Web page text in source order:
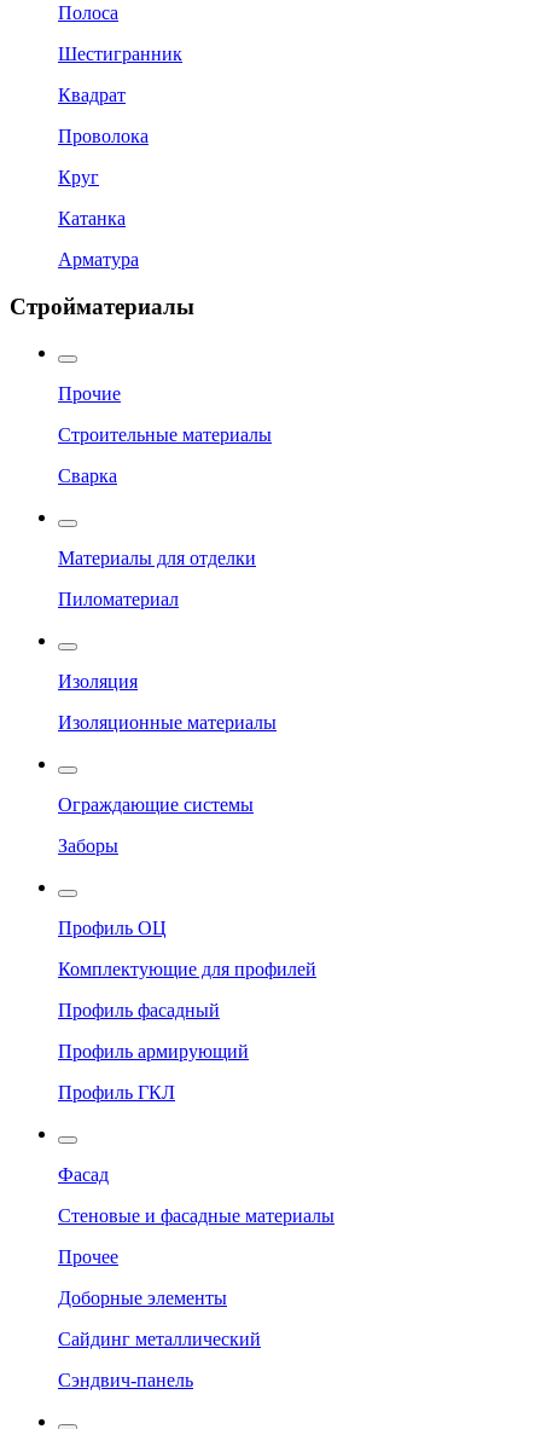
Полоса
Шестигранник
Квадрат
Проволока
Круг
Катанка
Арматура
Стройматериалы
Прочие
Строительные материалы
Сварка
Материалы для отделки
Пиломатериал
Изоляция
Изоляционные материалы
Ограждающие системы
Заборы
Профиль ОЦ
Комплектующие для профилей
Профиль фасадный
Профиль армирующий
Профиль ГКЛ
Фасад
Стеновые и фасадные материалы
Прочее
Доборные элементы
Сайдинг металлический
Сэндвич-панель